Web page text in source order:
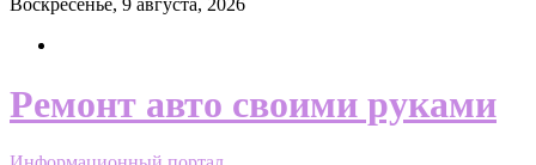
Воскресенье, 9 августа, 2026
Ремонт авто своими руками